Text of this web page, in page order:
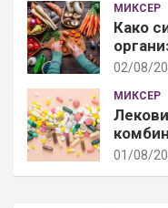
МИКСЕР
Како
02/08/
МИКСЕР
01/08/